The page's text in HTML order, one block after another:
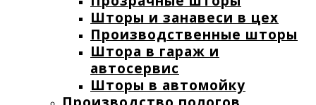
Шторы и занавеси в цех
Производственные шторы
Штора в гараж и
автосервис
Шторы в автомойку